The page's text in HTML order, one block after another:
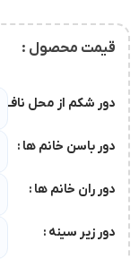
قیمت محصول :
دور شکم از محل ناف
دور باسن خانم ها
دور ران خانم ها
دور زیر سینه